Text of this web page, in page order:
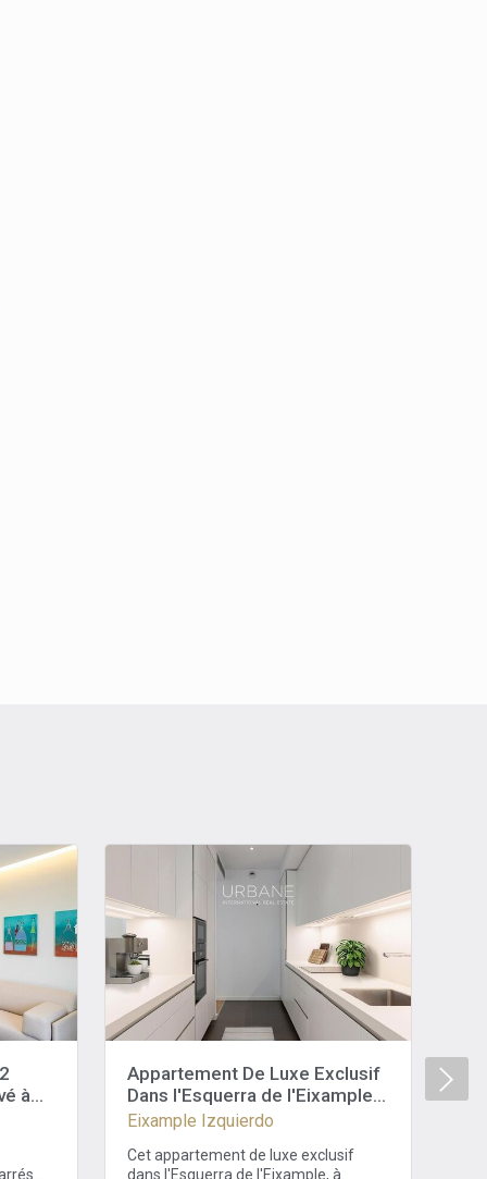
à
Appartement De Luxe Exclusif
Dans l'Esquerra de l'Eixample,
à Barcelone
Eixample Izquierdo
Cet appartement de luxe exclusif
dans l'Esquerra de l'Eixample, à